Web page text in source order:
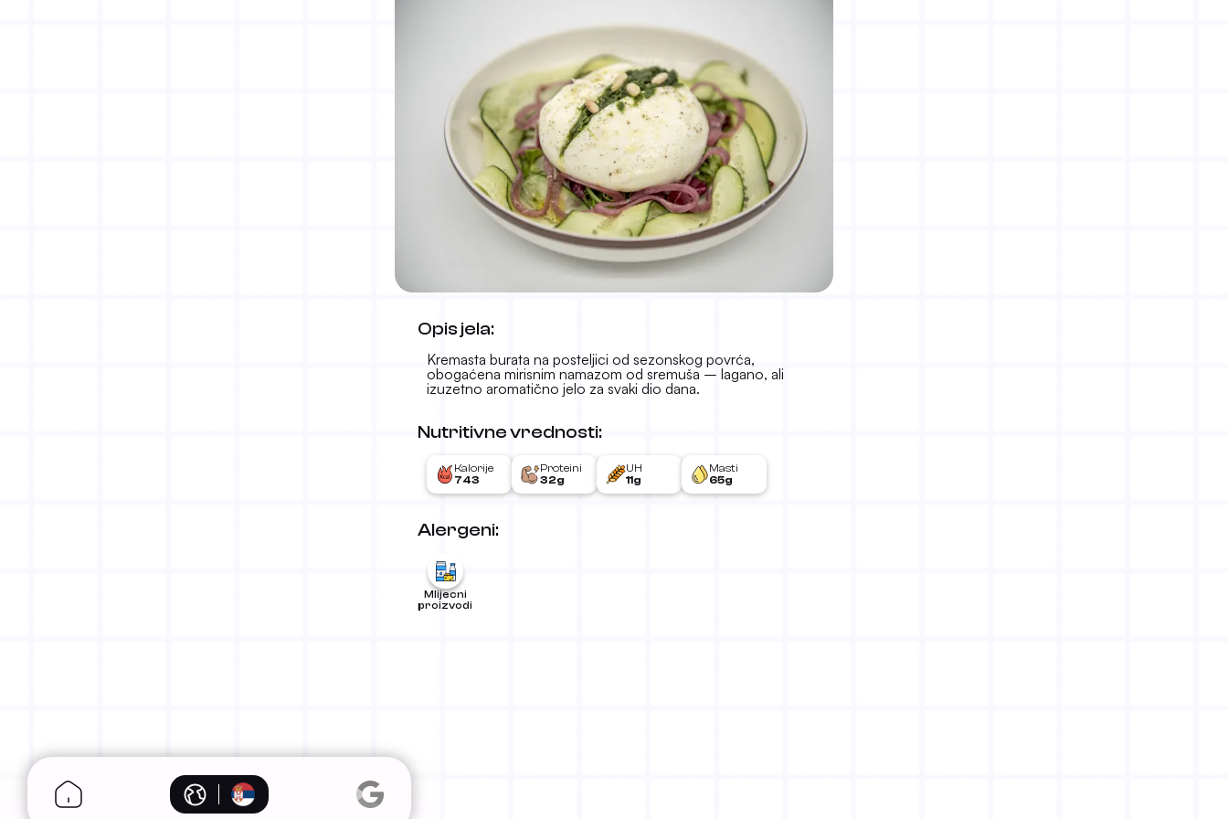
Burata na salati uz namaz od
sremuša
19.50 KM
Opis jela:
Kremasta burata na posteljici od sezonskog povrća,
obogaćena mirisnim namazom od sremuša – lagano, ali
izuzetno aromatično jelo za svaki dio dana.
Nutritivne vrednosti:
Kalorije
743
Proteini
32g
UH
11g
Masti
65g
Alergeni:
Mlijecni
proizvodi